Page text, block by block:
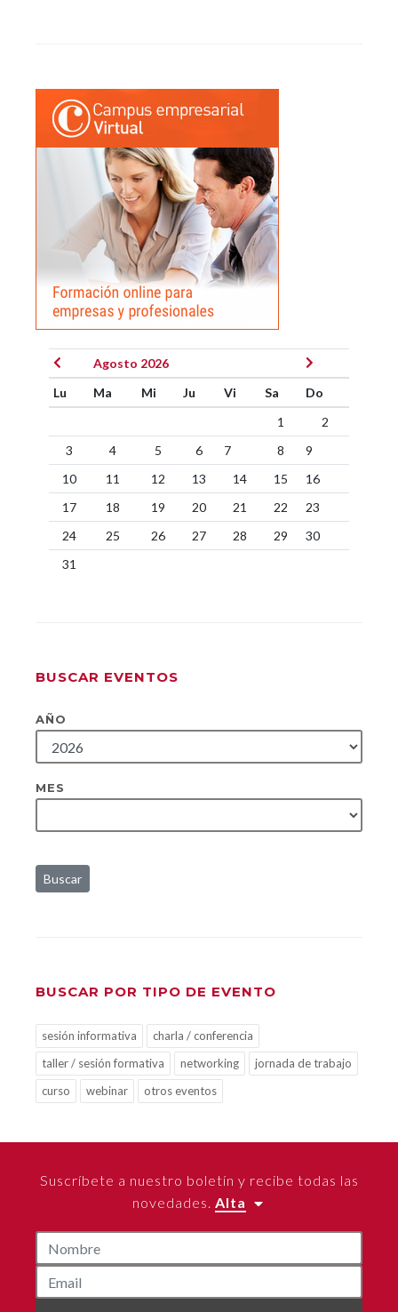
Agosto 2026
Lu
Ma Mi Ju Vi Sa
Do
1
2
3
4 5 6 7 8
9
10
11 12 13 14 15
16
17
18 19 20 21 22
23
24
25 26 27 28 29
30
31
BUSCAR EVENTOS
AÑO
MES
Buscar
BUSCAR POR TIPO DE EVENTO
sesión informativa
charla / conferencia
taller / sesión formativa
networking
jornada de trabajo
curso
webinar otros eventos
Suscríbete a nuestro boletín y recibe todas las
novedades. Alta